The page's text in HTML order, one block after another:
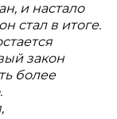
и настало
стал в итоге.
закон
более